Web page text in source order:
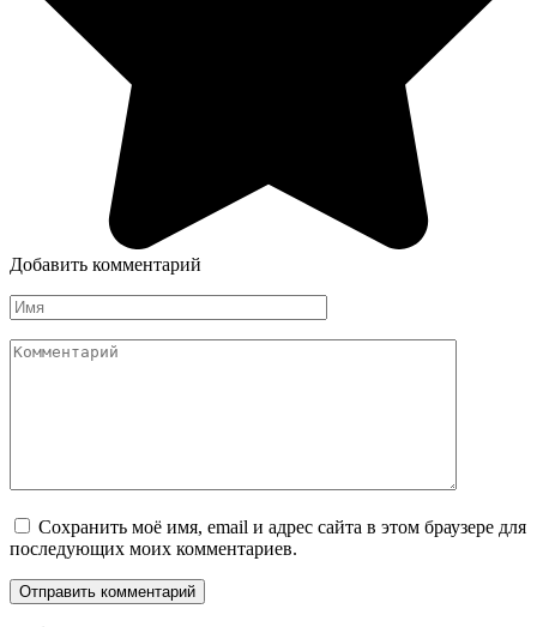
Добавить комментарий
Имя
*
Комментарий
Сохранить моё имя, email и адрес сайта в этом браузере для
последующих моих комментариев.